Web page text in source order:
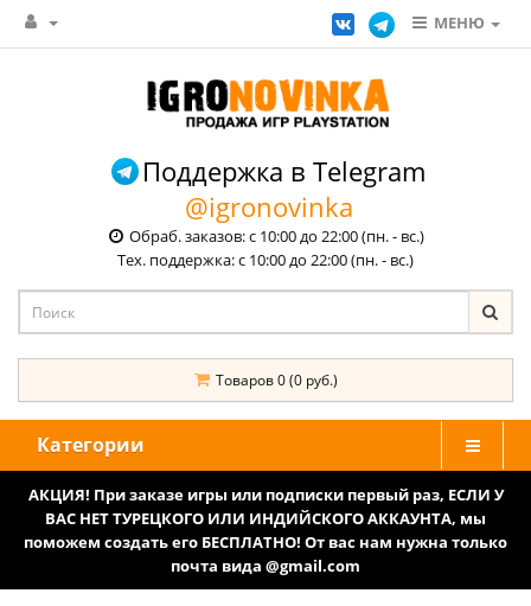
МЕНЮ
Поддержка в Telegram
@igronovinka
Обраб. заказов: с 10:00 до 22:00 (пн. - вс.)
Тех. поддержка: с 10:00 до 22:00 (пн. - вс.)
Товаров 0 (0 руб.)
Категории
АКЦИЯ! При заказе игры или подписки первый раз, ЕСЛИ У
ВАС НЕТ ТУРЕЦКОГО ИЛИ ИНДИЙСКОГО АККАУНТА, мы
поможем создать его БЕСПЛАТНО! От вас нам нужна только
почта вида @gmail.com